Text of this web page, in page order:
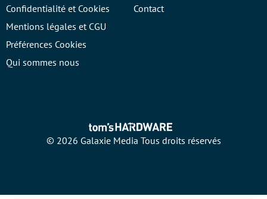
Confidentialité et Cookies
Mentions légales et CGU
Préférences Cookies
Qui sommes nous
Contact
© 2026 Galaxie Media Tous droits réservés